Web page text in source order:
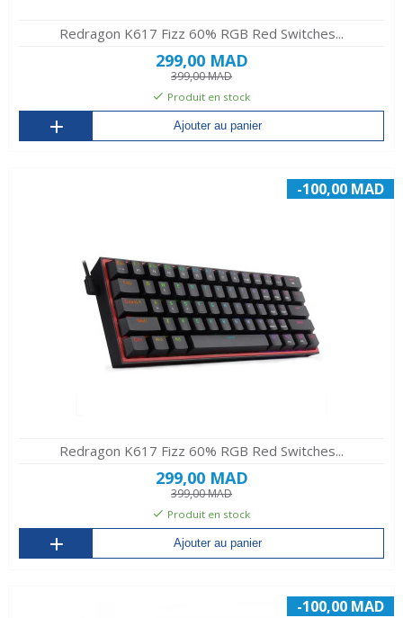
Redragon K617 Fizz 60% RGB Red Switches...
299,00 MAD
399,00 MAD
Produit en stock
Ajouter au panier
-100,00 MAD
Redragon K617 Fizz 60% RGB Red Switches...
299,00 MAD
399,00 MAD
Produit en stock
Ajouter au panier
-100,00 MAD